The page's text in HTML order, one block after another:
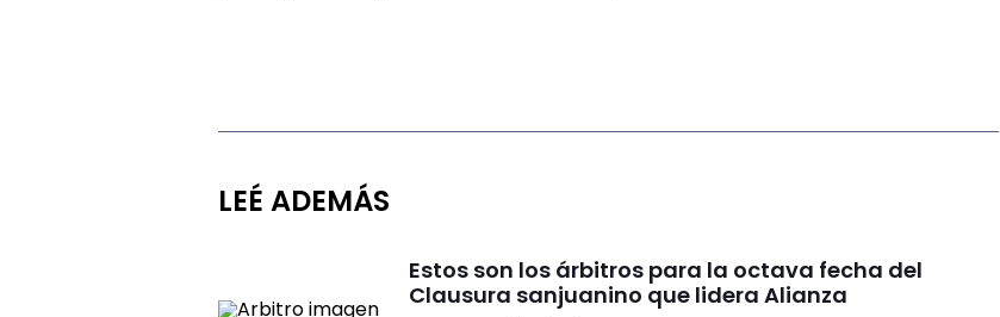
LEÉ ADEMÁS
Estos son los árbitros para la octava fecha del
Clausura sanjuanino que lidera Alianza